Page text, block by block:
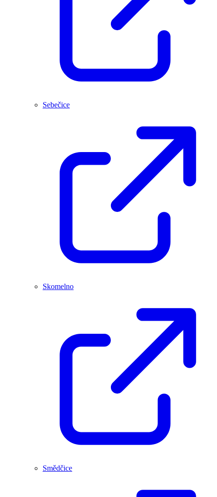
Sebečice
Skomelno
Smědčice